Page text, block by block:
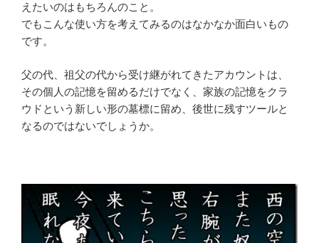
えたいのはもちろんのこと。
でもこんな使い方を考えてみるのはなかなか面白いもの
です。
父の代、祖父の代から受け継がれてきたアカウントは、
その個人の記憶を留めるだけでなく、家族の記憶をクラ
ウドという新しい形の墓標に留め、後世に残すツールと
なるのではないでしょうか。